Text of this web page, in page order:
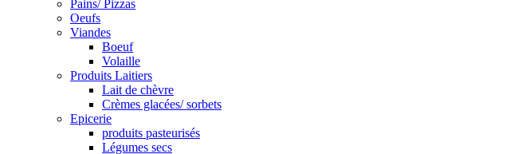
Pains/ Pizzas
Oeufs
Viandes
Boeuf
Volaille
Produits Laitiers
Lait de chèvre
Crèmes glacées/ sorbets
Epicerie
produits pasteurisés
Légumes secs